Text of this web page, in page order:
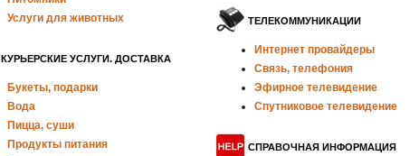
Услуги для животных
КУРЬЕРСКИЕ УСЛУГИ. ДОСТАВКА
Букеты, подарки
Вода
Пицца, суши
Продукты питания
ТЕЛЕКОММУНИКАЦИИ
Интернет провайдеры
Связь, телефония
Эфирное телевидение
Спутниковое телевидение
СПРАВОЧНАЯ ИНФОРМАЦИЯ